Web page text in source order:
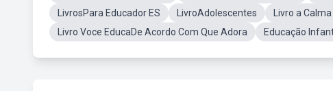
LivrosPara Educador ES
LivroAdolescentes
Livro a
Livro Voce EducaDe Acordo Com Que Adora
Educação